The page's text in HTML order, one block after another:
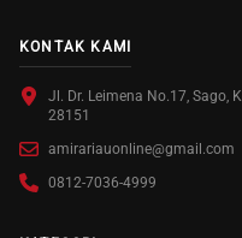
KONTAK KAMI
Jl. Dr. Leimena No.17, Sago,
28151
amirariauonline@gmail.com
0812-7036-4999